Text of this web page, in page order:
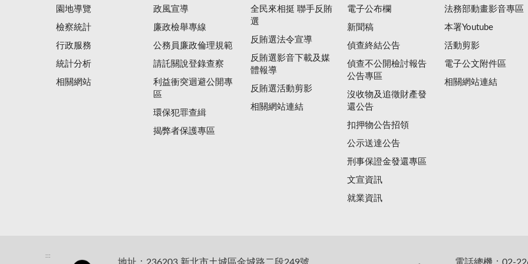
園地導覽
檢察統計
行政服務
統計分析
相關網站
政風宣導
廉政檢舉專線
公務員廉政倫理規範
請託關說登錄查察
利益衝突迴避公開專
區
環保犯罪查緝
揭弊者保護專區
全民來相挺 聯手反賄
選
反賄選法令宣導
反賄選影音下載及媒
體報導
反賄選活動剪影
相關網站連結
電子公布欄
新聞稿
偵查終結公告
偵查不公開檢討報告
公告專區
沒收物及追徵財產發
還公告
扣押物公告招領
公示送達公告
刑事保證金發還專區
文宣資訊
就業資訊
法務部動畫影音專區
本署Youtube
活動剪影
電子公文附件區
相關網站連結
:::